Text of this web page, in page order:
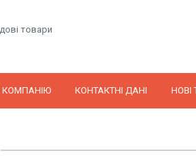
товари
КОМПАНІЮ КОНТАКТНІ ДАНІ НОВІ